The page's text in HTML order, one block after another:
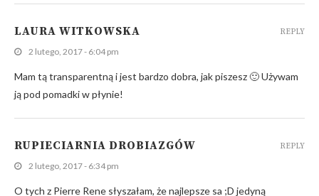
LAURA WITKOWSKA
2 lutego, 2017 - 6:04 pm
Mam tą transparentną i jest bardzo dobra, jak piszesz 🙂 Używam
ją pod pomadki w płynie!
REPLY
RUPIECIARNIA DROBIAZGÓW
2 lutego, 2017 - 6:34 pm
O tych z Pierre Rene słyszałam, że najlepsze sa ;D jedyną
REPLY